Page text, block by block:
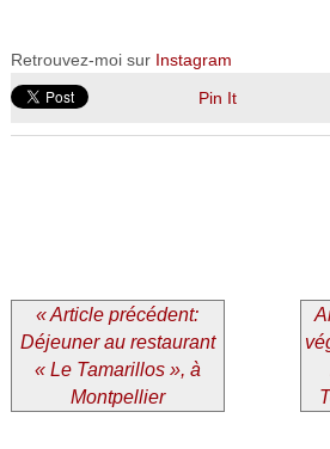
Retrouvez-moi sur Instagram
Pin It
« Article précédent:
Déjeuner au restaurant
« Le Tamarillos », à
Montpellier